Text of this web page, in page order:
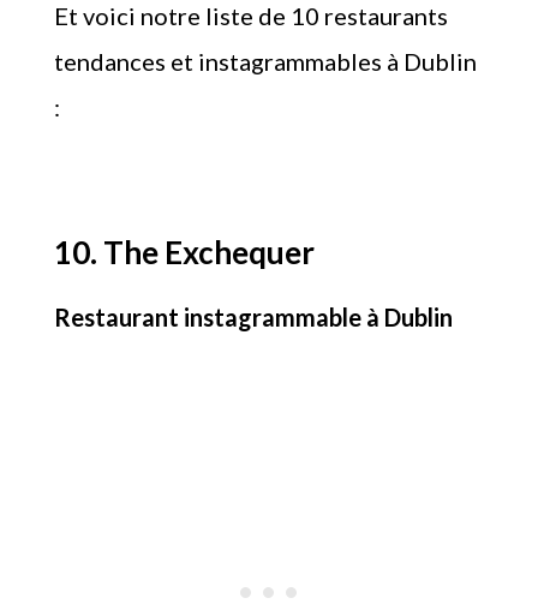
Et voici notre liste de 10 restaurants
tendances et instagrammables à Dublin
:
10. The Exchequer
Restaurant instagrammable à Dublin